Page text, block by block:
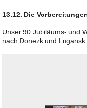
13.12. Die
Unser 90.Jubiläums- und
nach Donezk und Lugansk